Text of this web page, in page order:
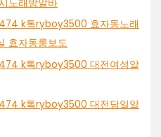
노래방알바
k톡ryboy3500 효자동노래
효자동룸보도
k톡ryboy3500 대전여성알
k톡ryboy3500 대전당일알